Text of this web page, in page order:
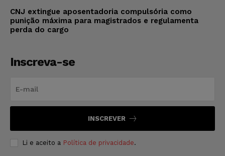
CNJ extingue aposentadoria compulsória como
punição máxima para magistrados e regulamenta
perda do cargo
Inscreva-se
INSCREVER
Li e aceito a Política de privacidade.